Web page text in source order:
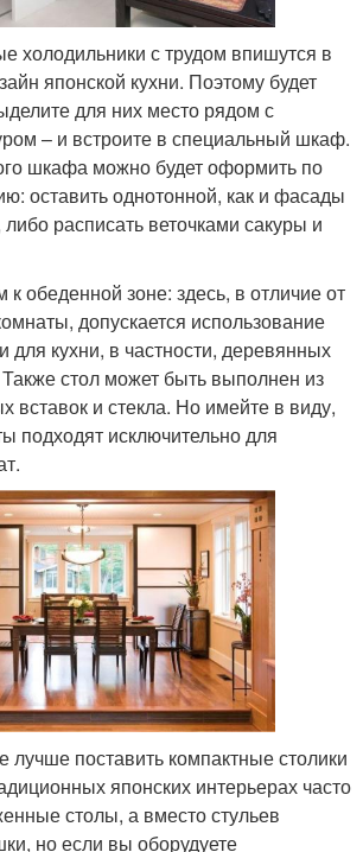
холодильники с трудом впишутся в
японской кухни. Поэтому будет
для них место рядом с
– и встроите в специальный шкаф.
шкафа можно будет оформить по
оставить однотонной, как и фасады
расписать веточками сакуры и
обеденной зоне: здесь, в отличие от
допускается использование
для кухни, в частности, деревянных
Также стол может быть выполнен из
вставок и стекла. Но имейте в виду,
подходят исключительно для
лучше поставить компактные столики
японских интерьерах часто
столы, а вместо стульев
но если вы оборудуете